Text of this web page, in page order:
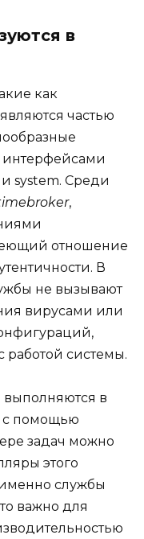
в
как
являются частью
интерфейсами
system. Среди
,
отношение
В
не вызывают
вирусами или
работой системы.
выполняются в
с помощью
задач можно
этого
службы
важно для